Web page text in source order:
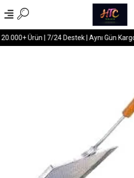
Ürün | 7/24 Destek | Aynı Gün Kargo